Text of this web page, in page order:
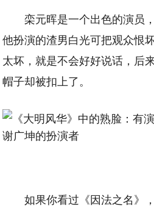
栾元晖是一个出色的演员
他扮演的渣男白光可把观众恨
太坏，就是不会好好说话，后
帽子却被扣上了。
如果你看过《因法之名》